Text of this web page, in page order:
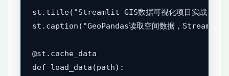
st.title("Streamlit GIS数据可视化项目实战")
st.caption("GeoPandas读取空间数据，Streamlit构
@st.cache_data
def load_data(path):